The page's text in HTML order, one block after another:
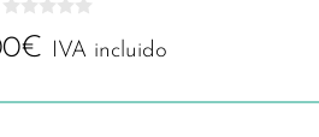
d
€ IVA incluido